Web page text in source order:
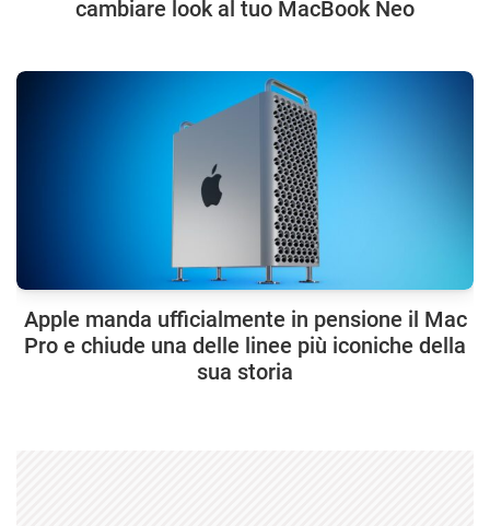
cambiare look al tuo MacBook Neo
Apple manda ufficialmente in pensione il Mac
Pro e chiude una delle linee più iconiche della
sua storia